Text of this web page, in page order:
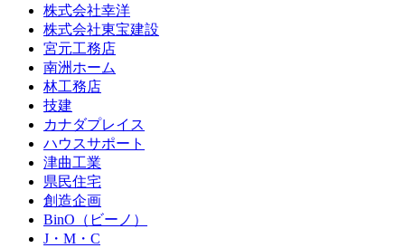
株式会社幸洋
株式会社東宝建設
宮元工務店
南洲ホーム
林工務店
技建
カナダプレイス
ハウスサポート
津曲工業
県民住宅
創造企画
BinO（ビーノ）
J・M・C